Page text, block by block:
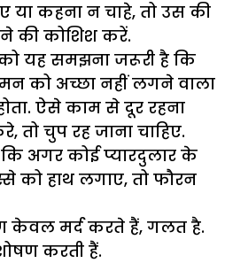
कहना न चाहे, तो उस की
की कोशिश करें.
यह समझना जरूरी है कि
को अच्छा नहीं लगने वाला
ऐसे काम से दूर रहना
तो चुप रह जाना चाहिए.
अगर कोई प्यारदुलार के
को हाथ लगाए, तो फौरन
केवल मर्द करते हैं, गलत है.
करती हैं.